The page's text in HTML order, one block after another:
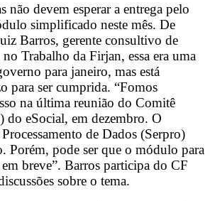
não devem esperar a entrega pelo
simplificado neste mês. De
Barros, gerente consultivo de
no Trabalho da Firjan, essa era uma
para janeiro, mas está
para ser cumprida. “Fomos
na última reunião do Comitê
do eSocial, em dezembro. O
de Dados (Serpro)
Porém, pode ser que o módulo para
breve”. Barros participa do CF
sobre o tema.